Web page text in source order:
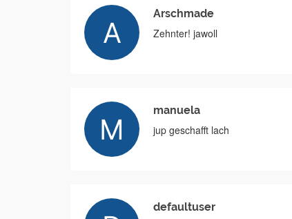
Arschmade
Zehnter! jawoll
manuela
jup geschafft lach
defaultuser